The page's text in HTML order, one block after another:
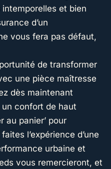
et bien
d’un
vous fera pas défaut,
de transformer
une pièce maîtresse
dès maintenant
un confort de haut
au panier’ pour
l’expérience d’une
urbaine et
vous remercieront, et